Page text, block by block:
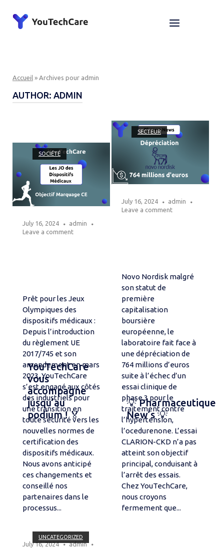
content
Home Menu
Accueil » Archives pour admin
AUTHOR: ADMIN
SOCIÉTÉ
Open post
YouTechCare
vous
accompagne
jusqu’au
podium ! 🏅
July 16, 2024
admin
Leave a comment
Prêt pour les Jeux
Olympiques des
dispositifs médicaux :
Depuis l’introduction
du règlement UE
2017/745 et son
amendement en mars
2023, YouTechCare
s’est engagé aux côtés
des industriels pour
une transition en
toute sécurité vers les
nouvelles normes de
certification des
dispositifs médicaux.
Nous avons anticipé
ces changements et
conseillé nos
partenaires dans le
processus...
SECTEUR
Open post
💡 Pharmaceutique
New’s 💡
July 16, 2024
admin
Leave a comment
Novo Nordisk malgré
son statut de
première
capitalisation
boursière
européenne, le
laboratoire fait face à
une dépréciation de
764 millions d’euros
suite à l’échec d’un
essai clinique de
phase 3 pour le
traitement contre
l’hypertension,
l’ocedurenone. L’essai
CLARION-CKD n’a pas
atteint son objectif
principal, conduisant à
l’arrêt des essais.
Chez YouTechCare,
nous croyons
fermement que...
UNCATEGORIZED
July 16, 2024
admin